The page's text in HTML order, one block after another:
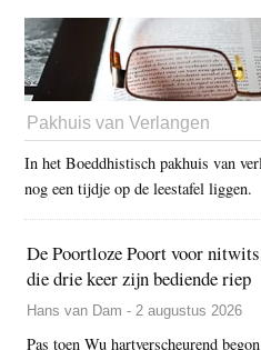
Pakhuis van Verlangen
In het Boeddhistisch pakhuis van
nog een tijdje op de leestafel liggen.
De Poortloze Poort voor
die drie keer zijn bediende riep
Hans van Dam - 2 augustus 2026
Pas toen Wu hartverscheurend